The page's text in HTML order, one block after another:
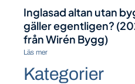
Inglasad altan utan
gäller egentligen?
från Wirén Bygg)
Läs mer
Kategorier